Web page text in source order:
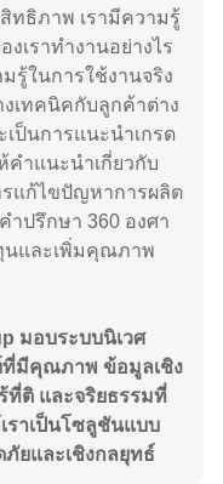
ทธิภาพ เรามีความรู้
เราทำงานอย่างไร
รู้ในการใช้งานจริง
เทคนิคกับลูกค้าต่าง
เป็นการแนะนำเกรด
ำแนะนำเกี่ยวกับ
แก้ไขปัญหาการผลิต
ำปรึกษา 360 องศา
นและเพิ่มคุณภาพ
มอบระบบนิเวศ
มีคุณภาพ ข้อมูลเชิง
ที่ติ และจริยธรรมที่
ราเป็นโซลูชันแบบ
ยและเชิงกลยุทธ์